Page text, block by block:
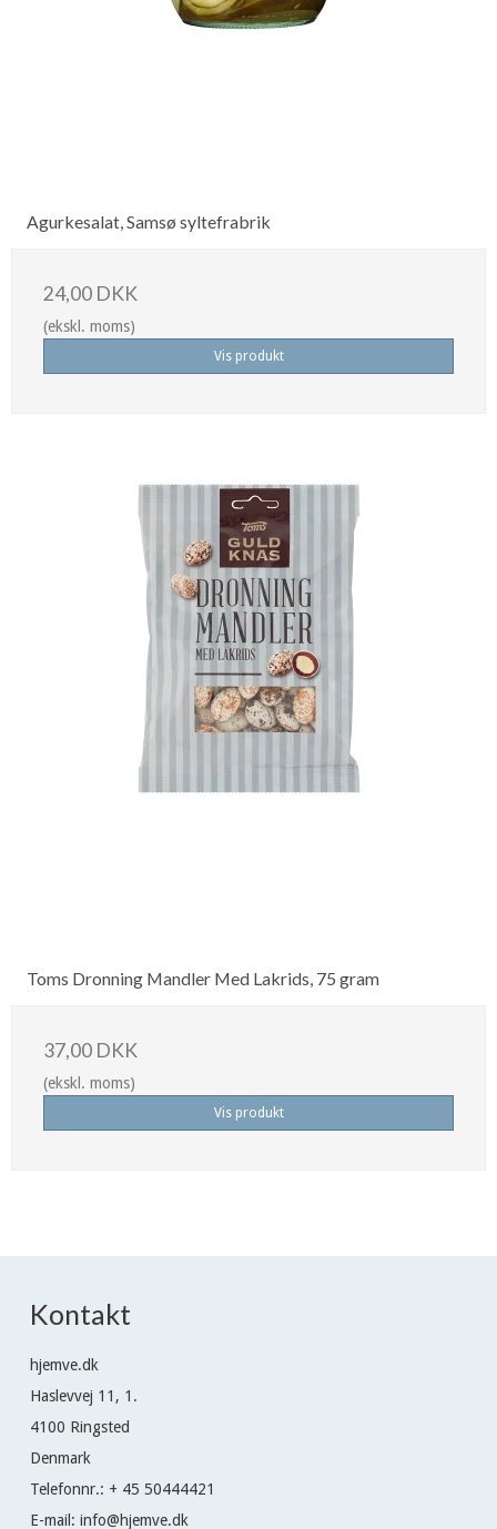
Agurkesalat, Samsø syltefrabrik
24,00 DKK
(ekskl. moms)
Vis produkt
Toms Dronning Mandler Med Lakrids, 75 gram
37,00 DKK
(ekskl. moms)
Vis produkt
Kontakt
hjemve.dk
Haslevvej 11, 1.
4100 Ringsted
Denmark
Telefonnr.: + 45 50444421
E-mail: info@hjemve.dk